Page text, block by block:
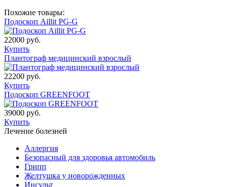
Похожие товары:
Подоскоп Aillit PG-G
22000 руб.
Купить
Плантограф медицинский взрослый
22200 руб.
Купить
Подоскоп GREENFOOT
39000 руб.
Купить
Лечение болезней
Аллергия
Безопасный для здоровья автомобиль
Грипп
Желтушка у новорожденных
Инсульт